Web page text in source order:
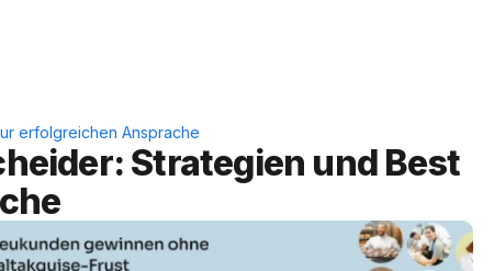
erfolgreichen Ansprache
Strategien und Best